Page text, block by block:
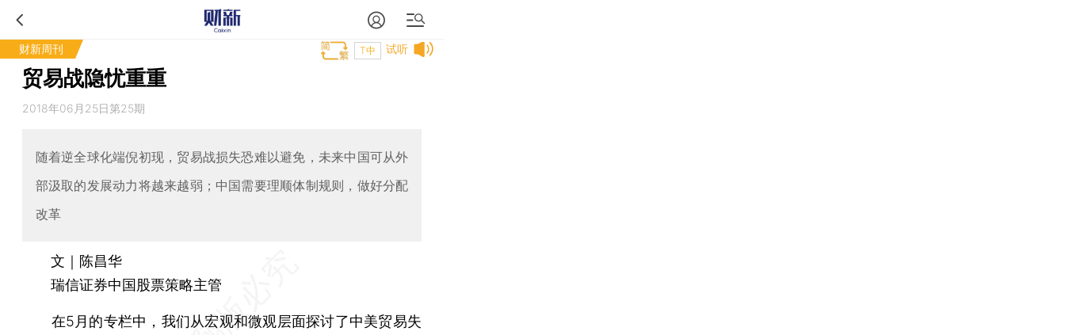
财新周刊 试听
T中
贸易战隐忧重重
2018年06月25日第25期
随着逆全球化端倪初现，贸易战损失恐难以避免，未来中国可从外
部汲取的发展动力将越来越弱；中国需要理顺体制规则，做好分配
改革
文｜陈昌华
瑞信证券中国股票策略主管
在5月的专栏中，我们从宏观和微观层面探讨了中美贸易失